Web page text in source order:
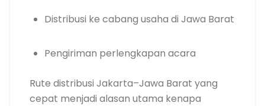
Distribusi ke cabang usaha di Jawa Barat
Pengiriman perlengkapan acara
Rute distribusi Jakarta–Jawa Barat yang
cepat menjadi alasan utama kenapa